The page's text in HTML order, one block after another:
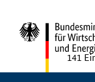
141